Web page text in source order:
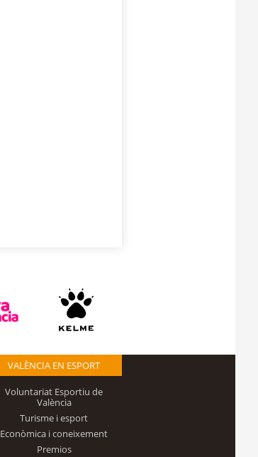
VALÈNCIA EN ESPORT
Voluntariat Esportiu de
València
Turisme i esport
Econòmica i coneixement
Premios